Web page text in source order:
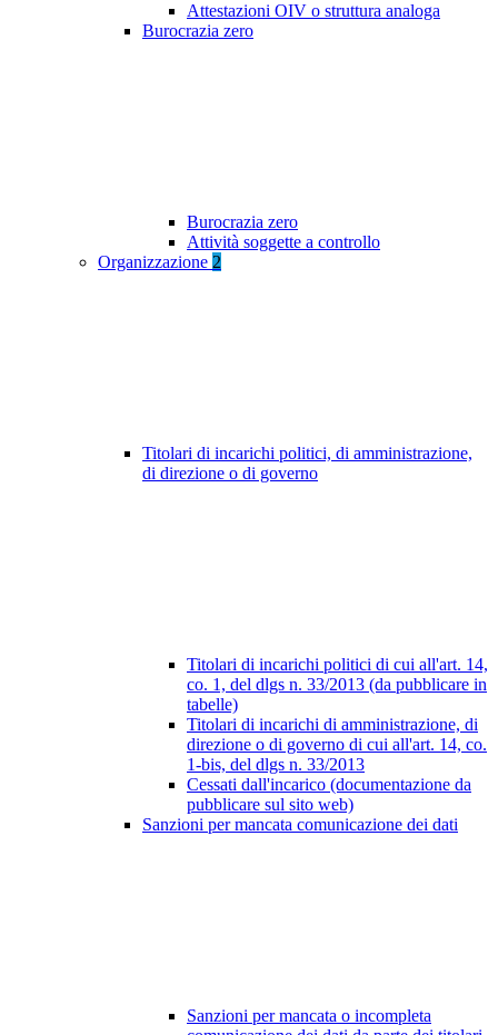
Attestazioni OIV o struttura analoga
Burocrazia zero
Burocrazia zero
Attività soggette a controllo
Organizzazione 2
Titolari di incarichi politici, di amministrazione,
di direzione o di governo
Titolari di incarichi politici di cui all'art. 14,
co. 1, del dlgs n. 33/2013 (da pubblicare in
tabelle)
Titolari di incarichi di amministrazione, di
direzione o di governo di cui all'art. 14, co.
1-bis, del dlgs n. 33/2013
Cessati dall'incarico (documentazione da
pubblicare sul sito web)
Sanzioni per mancata comunicazione dei dati
Sanzioni per mancata o incompleta